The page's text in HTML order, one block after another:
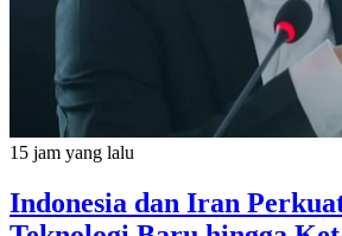
15 jam yang lalu
Indonesia dan Iran